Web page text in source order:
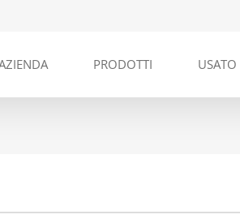
PRODOTTI USATO